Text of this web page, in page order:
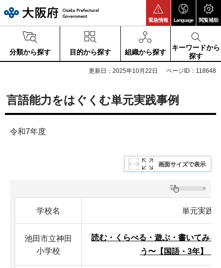
緊急情報 Language 閲覧補助
分類から探す 目的から探す 組織から探す
キーワードから
探す
更新日：2025年10月22日 ページID：118648
言語能力をはぐくむ単元実践事例
令和7年度
画面サイズで表示
学校名 単元実践
池田市立神田
小学校
読む・くらべる・遊ぶ・書いてみ
う〜【国語・3年】